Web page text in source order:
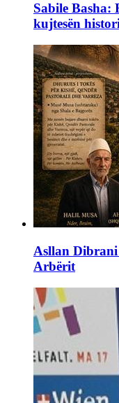
Sabile Basha:
kujtesën
Asllan
Arbërit